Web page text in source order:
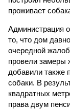
проживает
Администрация
то, что дом
очередной
провели замеры
добавили также
собаки. В
квадратных
права двум